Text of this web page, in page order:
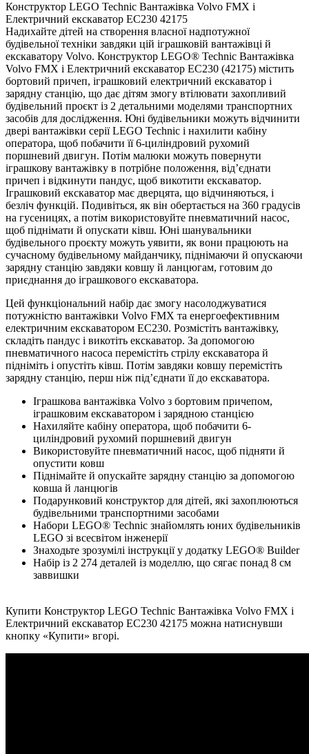
Конструктор LEGO Technic Вантажівка Volvo FMX і
Електричний екскаватор EC230 42175
Надихайте дітей на створення власної надпотужної
будівельної техніки завдяки цій іграшковій вантажівці й
екскаватору Volvo. Конструктор LEGO® Technic Вантажівка
Volvo FMX і Електричний екскаватор EC230 (42175) містить
бортовий причеп, іграшковий електричний екскаватор і
зарядну станцію, що дає дітям змогу втілювати захопливий
будівельний проєкт із 2 детальними моделями транспортних
засобів для дослідження. Юні будівельники можуть відчинити
двері вантажівки серії LEGO Technic і нахилити кабіну
оператора, щоб побачити її 6-циліндровий рухомий
поршневий двигун. Потім малюки можуть повернути
іграшкову вантажівку в потрібне положення, відʼєднати
причеп і відкинути пандус, щоб викотити екскаватор.
Іграшковий екскаватор має дверцята, що відчиняються, і
безліч функцій. Подивіться, як він обертається на 360 градусів
на гусеницях, а потім використовуйте пневматичний насос,
щоб піднімати й опускати ківш. Юні шанувальники
будівельного проєкту можуть уявити, як вони працюють на
сучасному будівельному майданчику, піднімаючи й опускаючи
зарядну станцію завдяки ковшу й ланцюгам, готовим до
приєднання до іграшкового екскаватора.
Цей функціональний набір дає змогу насолоджуватися
потужністю вантажівки Volvo FMX та енергоефективним
електричним екскаватором EC230. Розмістіть вантажівку,
складіть пандус і викотіть екскаватор. За допомогою
пневматичного насоса перемістіть стрілу екскаватора й
підніміть і опустіть ківш. Потім завдяки ковшу перемістіть
зарядну станцію, перш ніж підʼєднати її до екскаватора.
Іграшкова вантажівка Volvo з бортовим причепом,
іграшковим екскаватором і зарядною станцією
Нахиляйте кабіну оператора, щоб побачити 6-
циліндровий рухомий поршневий двигун
Використовуйте пневматичний насос, щоб підняти й
опустити ковш
Піднімайте й опускайте зарядну станцію за допомогою
ковша й ланцюгів
Подарунковий конструктор для дітей, які захоплюються
будівельними транспортними засобами
Набори LEGO® Technic знайомлять юних будівельників
LEGO зі всесвітом інженерії
Знаходьте зрозумілі інструкції у додатку LEGO® Builder
Набір із 2 274 деталей із моделлю, що сягає понад 8 см
заввишки
Купити Конструктор LEGO Technic Вантажівка Volvo FMX і
Електричний екскаватор EC230 42175 можна натиснувши
кнопку «Купити» вгорі.